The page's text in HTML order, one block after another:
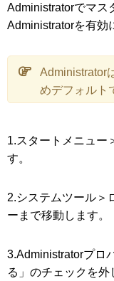
Administratorでマス
Administratorを有効
Administrator
めデフォルト
1.スタートメニュー
す。
2.システムツール＞
ーまで移動します。
3.Administratorプロ
る」のチェックを外